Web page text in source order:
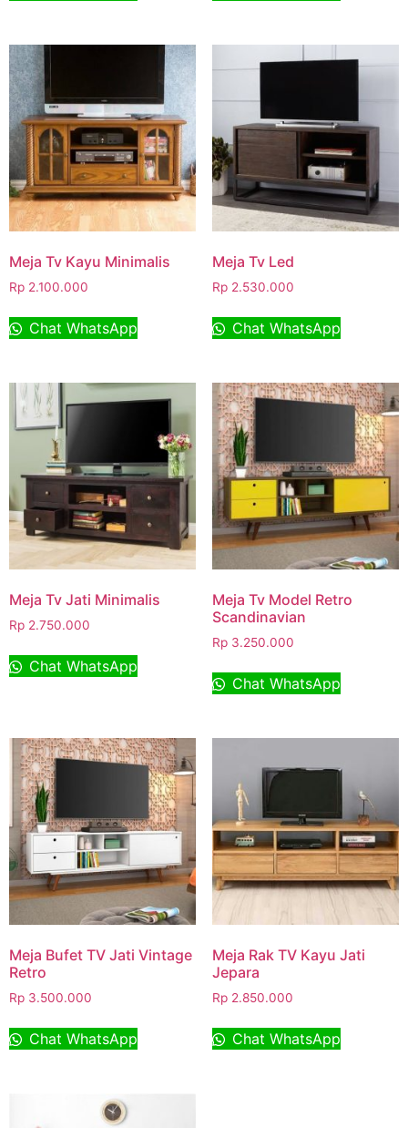
Meja Tv Kayu Minimalis
Rp 2.100.000
Chat WhatsApp
Meja Tv Led
Rp2.530.000
Chat WhatsApp
Meja Tv Jati Minimalis
Rp 2.750.000
Chat WhatsApp
Meja Tv Model Retro
Scandinavian
Rp3.250.000
Chat WhatsApp
Meja Bufet TV Jati Vintage
Retro
Rp 3.500.000
Chat WhatsApp
Meja Rak TV Kayu Jati
Jepara
Rp2.850.000
Chat WhatsApp